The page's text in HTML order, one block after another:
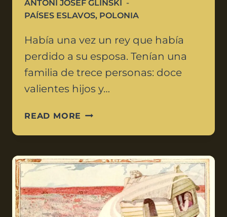
ANTONI JÓSEF GLIŃSKI
PAÍSES ESLAVOS, POLONIA
Había una vez un rey que había
perdido a su esposa. Tenían una
familia de trece personas: doce
valientes hijos y…
READ MORE